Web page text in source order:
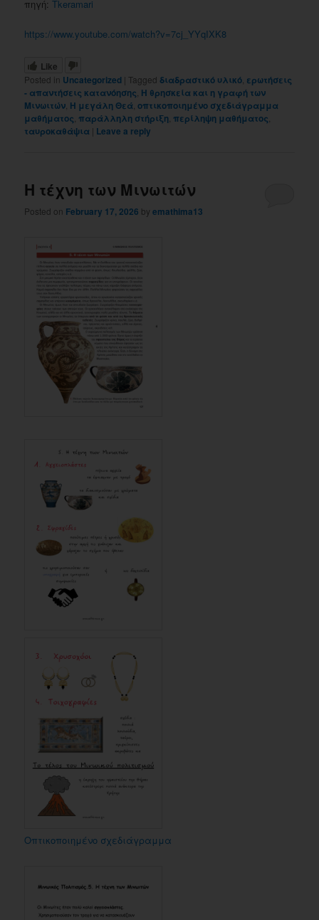
πηγή:Tkeramari
https://www.youtube.com/watch?v=7cj_YYqIXK8
Like
Posted in Uncategorized | Tagged διαδραστικό υλικό ερωτήσεις
- απαντήσεις κατανόησης Η θρησκεία και η γραφή των
Μινωιτών Η μεγάλη Θεά ,οπτικοποιημένο σχεδιάγραμμα
μαθήματος παράλληλη στήριξη περίληψη μαθήματος
ταυροκαθάψια | Leave a reply
Η τέχνη των Μινωιτών
Posted on February 17, 2026 byemathima13
Οπτικοποιημένο σχεδιάγραμμα